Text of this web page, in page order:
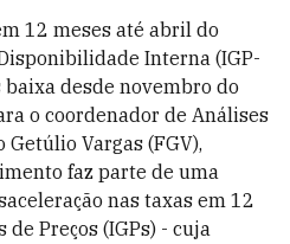
12 meses até abril do
Interna (IGP-
baixa desde novembro do
o coordenador de Análises
Getúlio Vargas (FGV),
faz parte de uma
nas taxas em 12
Preços (IGPs) - cuja